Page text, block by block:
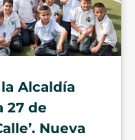
Alcaldía
27 de
Nueva